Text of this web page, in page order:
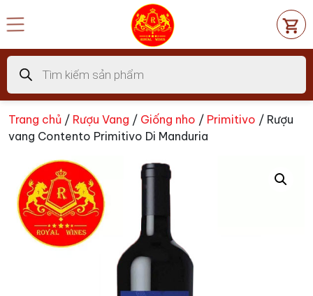
đến
dung
Tìm
kiếm
sản
phẩm
Trang chủ / Rượu Vang / Giống nho / Primitivo / Rượu
vang Contento Primitivo Di Manduria